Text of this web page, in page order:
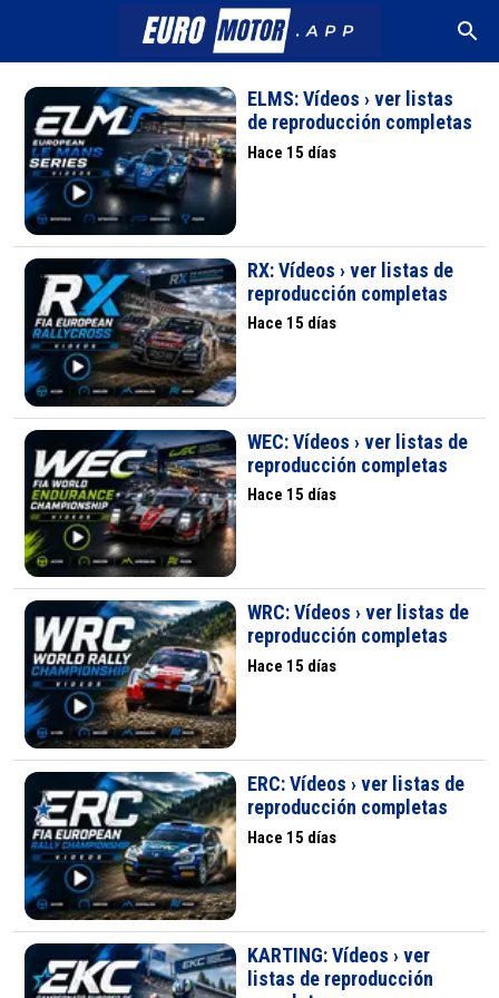
ELMS: Vídeos › ver listas
de reproducción completas
Hace 15 días
RX: Vídeos › ver listas de
reproducción completas
Hace 15 días
WEC: Vídeos › ver listas de
reproducción completas
Hace 15 días
WRC: Vídeos › ver listas de
reproducción completas
Hace 15 días
ERC: Vídeos › ver listas de
reproducción completas
Hace 15 días
KARTING: Vídeos › ver
listas de reproducción